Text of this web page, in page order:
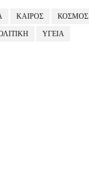
ΚΑΙΡΟΣ ΚΟΣΜΟΣ
ΥΓΕΙΑ